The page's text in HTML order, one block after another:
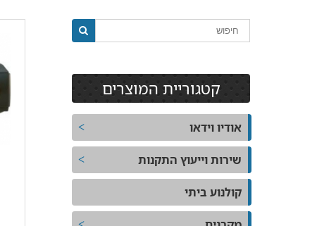
קטגוריית המוצרים
אודיו וידאו
שירות וייעוץ התקנות
קולנוע ביתי